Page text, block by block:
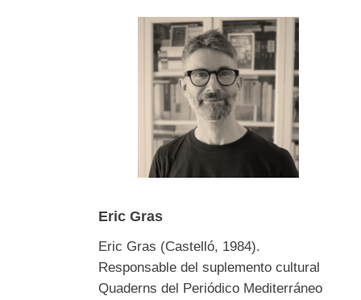
Eric Gras
Eric Gras (Castelló, 1984).
Responsable del suplemento cultural
Quaderns del Periódico Mediterráneo